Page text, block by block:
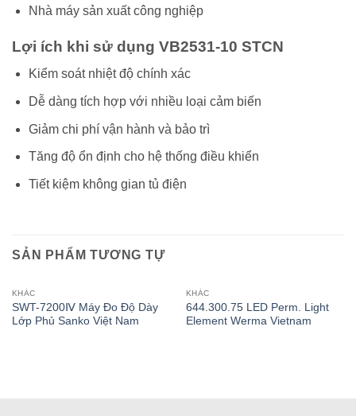
Nhà máy sản xuất công nghiệp
Lợi ích khi sử dụng VB2531-10 STCN
Kiểm soát nhiệt độ chính xác
Dễ dàng tích hợp với nhiều loại cảm biến
Giảm chi phí vận hành và bảo trì
Tăng độ ổn định cho hệ thống điều khiển
Tiết kiệm không gian tủ điện
SẢN PHẨM TƯƠNG TỰ
KHÁC
SWT-7200Ⅳ Máy Đo Độ Dày
Lớp Phủ Sanko Việt Nam
KHÁC
644.300.75 LED Perm. Light
Element Werma Vietnam